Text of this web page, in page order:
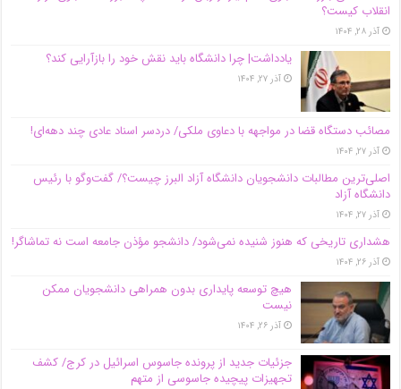
انقلاب کیست؟
آذر ۲۸, ۱۴۰۴
یادداشت| چرا دانشگاه باید نقش خود را بازآرایی کند؟
آذر ۲۷, ۱۴۰۴
مصائب دستگاه قضا در مواجهه با دعاوی ملکی/ دردسر اسناد عادی چند‌ دهه‌ای!
آذر ۲۷, ۱۴۰۴
اصلی‌ترین مطالبات دانشجویان دانشگاه آزاد البرز چیست؟/ گفت‌وگو با رئیس
دانشگاه آز‌اد
آذر ۲۷, ۱۴۰۴
هشداری تاریخی که هنوز شنیده نمی‌شود/ دانشجو مؤذن جامعه است نه تماشاگر!
آذر ۲۶, ۱۴۰۴
هیچ توسعه پایداری بدون همراهی دانشجویان ممکن
نیست
آذر ۲۶, ۱۴۰۴
جزئیات جدید از پرونده جاسوس اسرائیل در کرج/‌ کشف
تجهیزات پیچیده جاسوسی از متهم